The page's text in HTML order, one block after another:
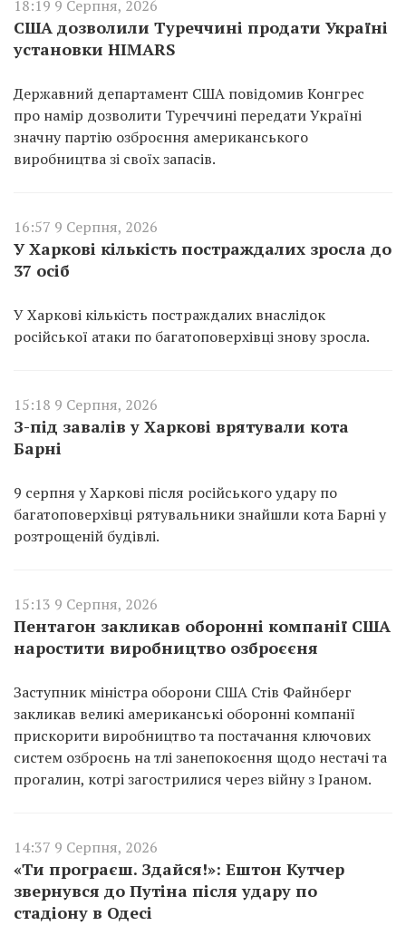
18:19 9 Серпня, 2026
США дозволили Туреччині продати Україні
установки HIMARS
Державний департамент США повідомив Конгрес
про намір дозволити Туреччині передати Україні
значну партію озброєння американського
виробництва зі своїх запасів.
16:57 9 Серпня, 2026
У Харкові кількість постраждалих зросла до
37 осіб
У Харкові кількість постраждалих внаслідок
російської атаки по багатоповерхівці знову зросла.
15:18 9 Серпня, 2026
З-під завалів у Харкові врятували кота
Барні
9 серпня у Харкові після російського удару по
багатоповерхівці рятувальники знайшли кота Барні у
розтрощеній будівлі.
15:13 9 Серпня, 2026
Пентагон закликав оборонні компанії США
наростити виробництво озброєєня
Заступник міністра оборони США Стів Файнберг
закликав великі американські оборонні компанії
прискорити виробництво та постачання ключових
систем озброєнь на тлі занепокоєння щодо нестачі та
прогалин, котрі загострилися через війну з Іраном.
14:37 9 Серпня, 2026
«Ти програєш. Здайся!»: Ештон Кутчер
звернувся до Путіна після удару по
стадіону в Одесі